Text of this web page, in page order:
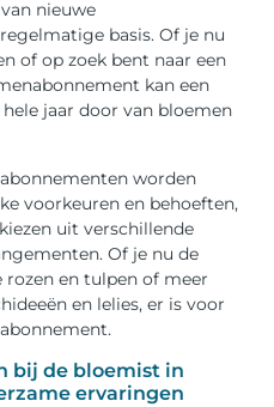
nieuwe
basis. Of je nu
of op zoek bent naar een
kan een
jaar door van bloemen
worden
voorkeuren en behoeften,
uit verschillende
Of je nu de
rozen en tulpen of meer
en lelies, er is voor
bij de bloemist in
ervaringen